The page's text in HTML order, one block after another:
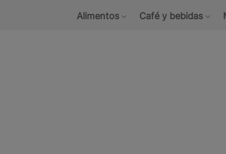
Alimentos
Show submenu:
Café y bebidas